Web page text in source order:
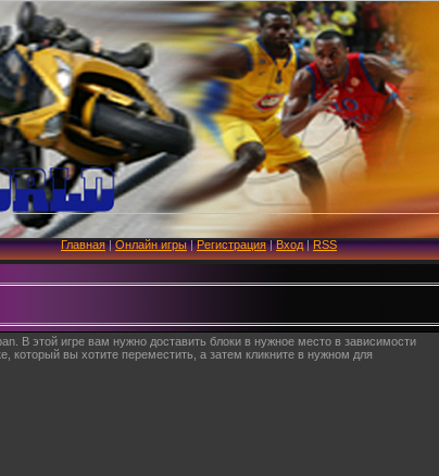
Главная|Онлайн игры|Регистрация|Вход|RSS
В этой игре вам нужно доставить блоки в нужное место в зависимости
который вы хотите переместить, а затем кликните в нужном для